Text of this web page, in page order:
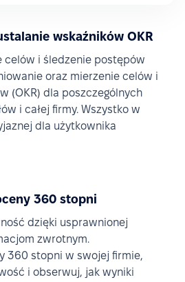
wskaźników OKR
celów i śledzenie postępów
oraz mierzenie celów i
(OKR) dla poszczególnych
i całej firmy. Wszystko w
dla użytkownika
360 stopni
dzięki usprawnionej
zwrotnym.
360 stopni w swojej firmie,
i obserwuj, jak wyniki